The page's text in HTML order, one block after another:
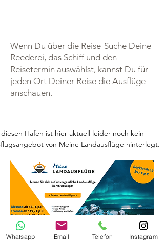
Wenn Du über die Reise-Suche Deine
Reederei, das Schiff und den
Reisetermin auswählst, kannst Du für
jeden Ort Deiner Reise die Ausflüge
anschauen.
Hafen ist hier aktuell leider noch kein
von Meine Landausflüge hinterlegt.
Whatsapp Email Telefon Instagram